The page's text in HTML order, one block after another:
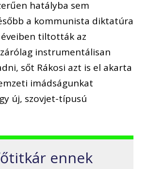
hatályba sem
a kommunista diktatúra
tiltották az
instrumentálisan
sőt Rákosi azt is el akarta
imádságunkat
új, szovjet-típusú
ennek